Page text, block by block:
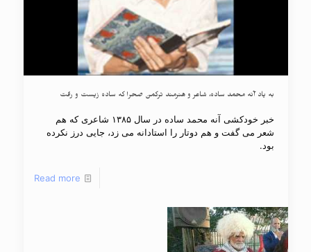
به یاد آنه محمد ساده، شاعر و هنرمند ترکمن صحرا که ساده زیست و رفت
خبر خودکشی آنه محمد ساده در سال ۱۳۸۵ شاعری که هم
شعر می گفت و هم دوتار را استادانه می زد، جایی درز نکرده
بود.
Read more